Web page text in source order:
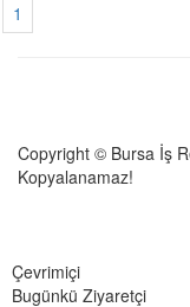
1
Copyright © Bursa İş
Kopyalanamaz!
Çevrimiçi
Bugünkü Ziyaretçi